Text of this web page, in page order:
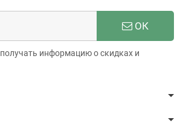
ОК
информацию о скидках и